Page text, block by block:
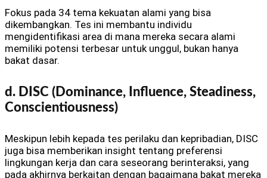
Fokus pada 34 tema kekuatan alami yang bisa
dikembangkan. Tes ini membantu individu
mengidentifikasi area di mana mereka secara alami
memiliki potensi terbesar untuk unggul, bukan hanya
bakat dasar.
d. DISC (Dominance, Influence, Steadiness,
Conscientiousness)
Meskipun lebih kepada tes perilaku dan kepribadian, DISC
juga bisa memberikan insight tentang preferensi
lingkungan kerja dan cara seseorang berinteraksi, yang
pada akhirnya berkaitan dengan bagaimana bakat mereka